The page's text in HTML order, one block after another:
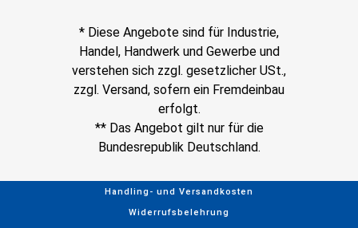
* Diese Angebote sind für Industrie,
Handel, Handwerk und Gewerbe und
verstehen sich zzgl. gesetzlicher USt.,
zzgl. Versand, sofern ein Fremdeinbau
erfolgt.
** Das Angebot gilt nur für die
Bundesrepublik Deutschland.
Handling- und Versandkosten
Widerrufsbelehrung